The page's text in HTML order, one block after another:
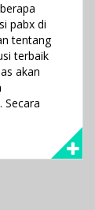
pabx di
tentang
terbaik
akan
Secara